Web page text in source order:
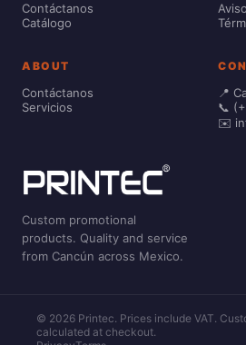
Contáctanos
Catálogo
ABOUT
Contáctanos
Servicios
📍
📞
✉️
Custom promotional
products. Quality and service
from Cancún across Mexico.
© 2026 Printec. Prices include VAT.
calculated at checkout.